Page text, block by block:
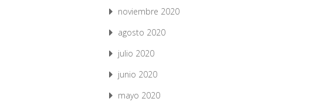
noviembre 2020
agosto 2020
julio 2020
junio 2020
mayo 2020